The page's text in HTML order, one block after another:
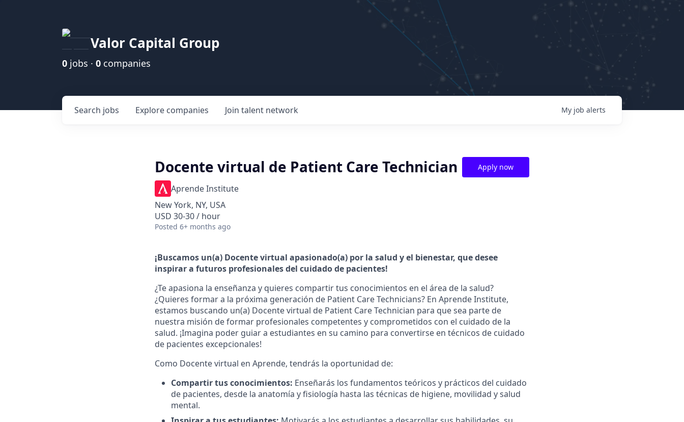
Valor Capital Group
0 jobs · 0 companies
Search jobs Explore companies Join talent network My job alerts
Docente virtual de Patient Care Technician
Aprende Institute
New York, NY, USA
USD 30-30 / hour
Posted 6+ months ago
Apply now
¡Buscamos un(a) Docente virtual apasionado(a) por la salud y el bienestar, que desee
inspirar a futuros profesionales del cuidado de pacientes!
¿Te apasiona la enseñanza y quieres compartir tus conocimientos en el área de la salud?
¿Quieres formar a la próxima generación de Patient Care Technicians? En Aprende Institute,
estamos buscando un(a) Docente virtual de Patient Care Technician para que sea parte de
nuestra misión de formar profesionales competentes y comprometidos con el cuidado de la
salud. ¡Imagina poder guiar a estudiantes en su camino para convertirse en técnicos de cuidado
de pacientes excepcionales!
Como Docente virtual en Aprende, tendrás la oportunidad de:
Compartir tus conocimientos: Enseñarás los fundamentos teóricos y prácticos del cuidado
de pacientes, desde la anatomía y fisiología hasta las técnicas de higiene, movilidad y salud
mental.